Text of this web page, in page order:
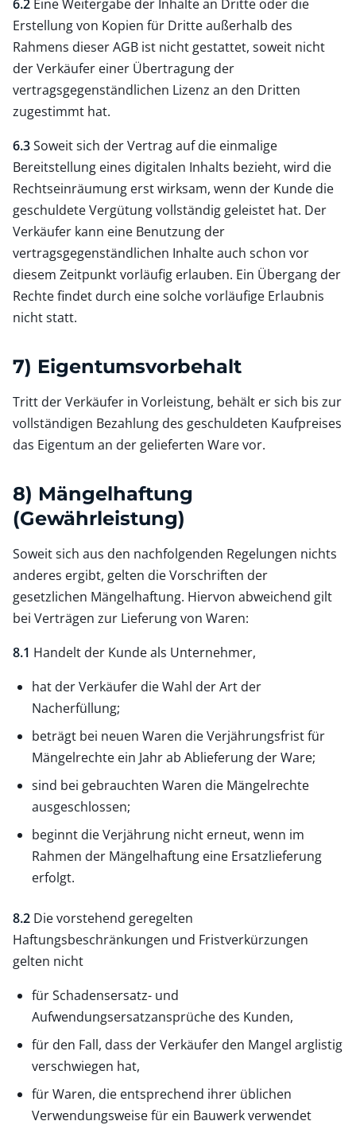
6.2 Eine Weitergabe der Inhalte an Dritte oder die
Erstellung von Kopien für Dritte außerhalb des
Rahmens dieser AGB ist nicht gestattet, soweit nicht
der Verkäufer einer Übertragung der
vertragsgegenständlichen Lizenz an den Dritten
zugestimmt hat.
6.3Soweit sich der Vertrag auf die einmalige
Bereitstellung eines digitalen Inhalts bezieht, wird die
Rechtseinräumung erst wirksam, wenn der Kunde die
geschuldete Vergütung vollständig geleistet hat. Der
Verkäufer kann eine Benutzung der
vertragsgegenständlichen Inhalte auch schon vor
diesem Zeitpunkt vorläufig erlauben. Ein Übergang der
Rechte findet durch eine solche vorläufige Erlaubnis
nicht statt.
7) Eigentumsvorbehalt
Tritt der Verkäufer in Vorleistung, behält er sich bis zur
vollständigen Bezahlung des geschuldeten Kaufpreises
das Eigentum an der gelieferten Ware vor.
8) Mängelhaftung
(Gewährleistung)
Soweit sich aus den nachfolgenden Regelungen nichts
anderes ergibt, gelten die Vorschriften der
gesetzlichen Mängelhaftung. Hiervon abweichend gilt
bei Verträgen zur Lieferung von Waren:
8.1 Handelt der Kunde als Unternehmer,
hat der Verkäufer die Wahl der Art der
Nacherfüllung;
beträgt bei neuen Waren die Verjährungsfrist für
Mängelrechte ein Jahr ab Ablieferung der Ware;
sind bei gebrauchten Waren die Mängelrechte
ausgeschlossen;
beginnt die Verjährung nicht erneut, wenn im
Rahmen der Mängelhaftung eine Ersatzlieferung
erfolgt.
8.2 Die vorstehend geregelten
Haftungsbeschränkungen und Fristverkürzungen
gelten nicht
für Schadensersatz- und
Aufwendungsersatzansprüche des Kunden,
für den Fall, dass der Verkäufer den Mangel arglistig
verschwiegen hat,
für Waren, die entsprechend ihrer üblichen
Verwendungsweise für ein Bauwerk verwendet